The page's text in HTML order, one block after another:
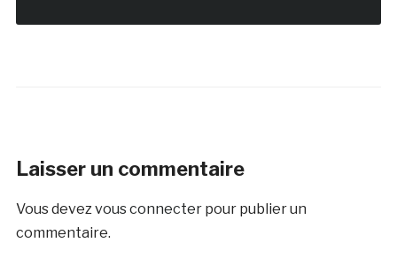
Laisser un commentaire
Vous devez vous connecterpour publier un
commentaire.